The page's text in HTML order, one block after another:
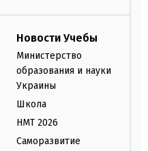
Новости Учебы
Министерство
образования и науки
Украины
Школа
НМТ 2026
Саморазвитие